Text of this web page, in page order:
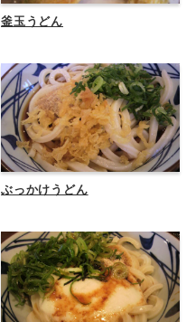
釜玉うどん
ぶっかけうどん